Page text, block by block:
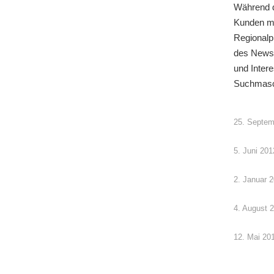
Während
Kunden
des
und
25.
5. Juni
2. Januar
4. August
12. Mai